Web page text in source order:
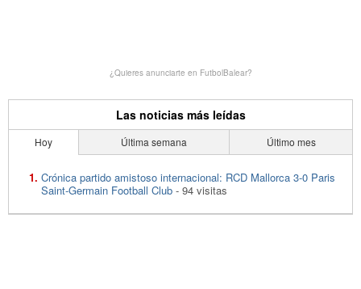
¿Quieres anunciarte en FutbolBalear?
Las noticias más leídas
Hoy Última semana Último mes
Crónica partido amistoso internacional: RCD Mallorca 3-0 Paris
Saint-Germain Football Club - 94 visitas